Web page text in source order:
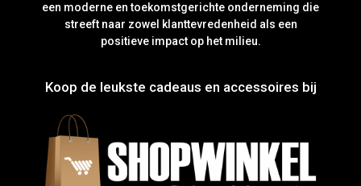
een moderne en toekomstgerichte onderneming die
streeft naar zowel klanttevredenheid als een
positieve impact op het milieu.
Koop de leukste cadeaus en accessoires bij